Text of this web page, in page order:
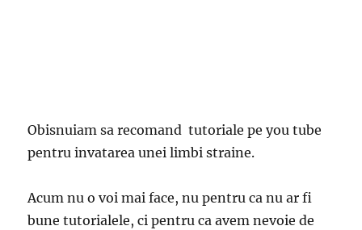
Obisnuiam sa recomand tutoriale pe you tube
pentru invatarea unei limbi straine.
Acum nu o voi mai face, nu pentru ca nu ar fi
bune tutorialele, ci pentru ca avem nevoie de